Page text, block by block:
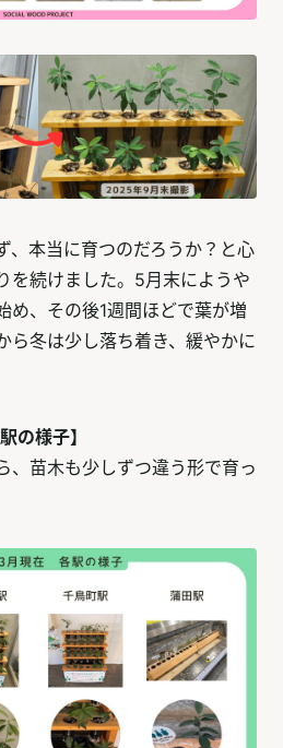
、本当に育つのだろうか？と心
を続けました。5月末にようや
め、その後1週間ほどで葉が増
ら冬は少し落ち着き、緩やかに
の様子】
、苗木も少しずつ違う形で育っ